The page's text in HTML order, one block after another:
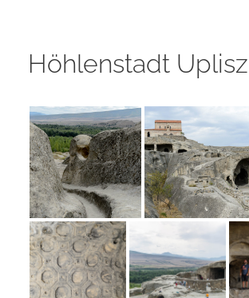
Höhlenstadt